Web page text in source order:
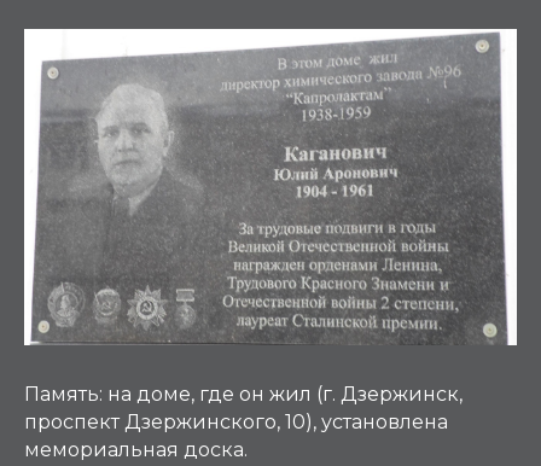
Память: на доме, где он жил (г. Дзержинск,
проспект Дзержинского, 10), установлена
мемориальная доска.